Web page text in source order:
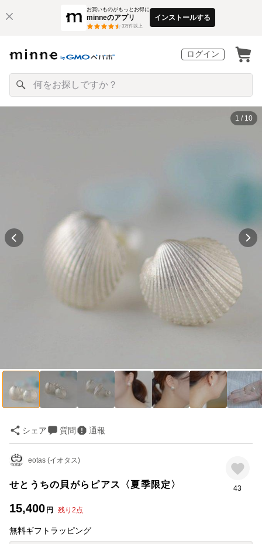
お買いものがもっとお得に
minneのアプリ
3万件以上
インストールする
ログイン
1 / 10
シェア 質問 通報
eotas (イオタス)
せとうちの貝がらピアス〈夏季限定〉
15,400 円 残り 2点
43
無料ギフトラッピング